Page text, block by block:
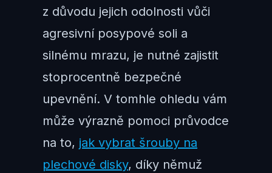
z důvodu jejich odolnosti vůči
agresivní posypové soli a
silnému mrazu, je nutné zajistit
stoprocentně bezpečné
upevnění. V tomhle ohledu vám
může výrazně pomoci průvodce
na to, jak vybrat šrouby na
plechové disky, díky němuž